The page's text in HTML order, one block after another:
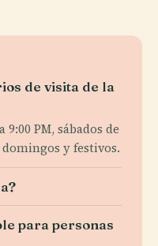
de visita de la
PM, sábados de
domingos y festivos.
para personas